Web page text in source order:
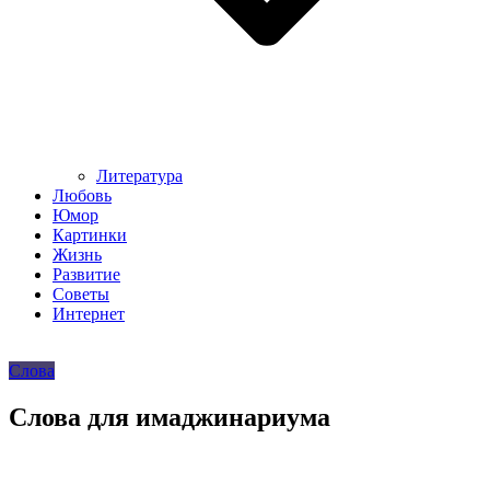
Литература
Любовь
Юмор
Картинки
Жизнь
Развитие
Советы
Интернет
Слова
Слова для имаджинариума